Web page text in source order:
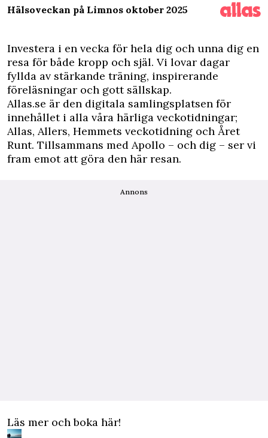
Hälsoveckan på Limnos oktober 2025
Investera i en vecka för hela dig och unna dig en
resa för både kropp och själ. Vi lovar dagar
fyllda av stärkande träning, inspirerande
föreläsningar och gott sällskap.
Allas.se är den digitala samlingsplatsen för
innehållet i alla våra härliga veckotidningar;
Allas, Allers, Hemmets veckotidning och Året
Runt. Tillsammans med Apollo – och dig – ser vi
fram emot att göra den här resan.
Annons
Läs mer och boka här!